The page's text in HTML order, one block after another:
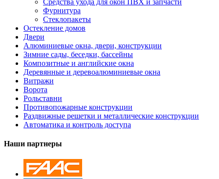
Средства ухода для окон ПВХ и запчасти
Фурнитура
Стеклопакеты
Остекление домов
Двери
Алюминиевые окна, двери, конструкции
Зимние сады, беседки, бассейны
Композитные и английские окна
Деревянные и деревоалюминиевые окна
Витражи
Ворота
Рольставни
Противопожарные конструкции
Раздвижные решетки и металлические конструкции
Автоматика и контроль доступа
Наши партнеры